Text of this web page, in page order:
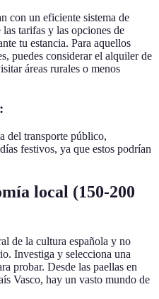
con un eficiente sistema de
tarifas y las opciones de
tu estancia. Para aquellos
puedes considerar el alquiler de
áreas rurales o menos
del transporte público,
festivos, ya que estos podrían
local (150-200
de la cultura española y no
Investiga y selecciona una
probar. Desde las paellas en
Vasco, hay un vasto mundo de